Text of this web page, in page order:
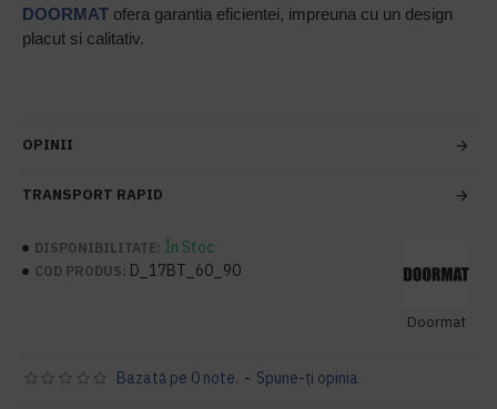
DOORMAT ofera garantia eficientei, impreuna cu un design
placut si calitativ.
OPINII
TRANSPORT RAPID
DISPONIBILITATE: În Stoc
COD PRODUS: D_17BT_60_90
Doormat
Bazată pe 0 note. - Spune-ţi opinia